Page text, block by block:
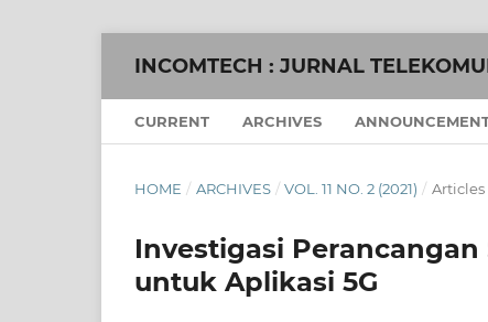
INCOMTECH : JURNAL
CURRENT ARCHIVES
HOME / ARCHIVES / VOL. 11 NO. 2 (2021) / Articles
Investigasi Perancangan
untuk Aplikasi 5G